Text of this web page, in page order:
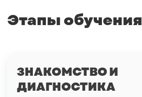
Этапы обучения
ЗНАКОМСТВО И
ДИАГНОСТИКА